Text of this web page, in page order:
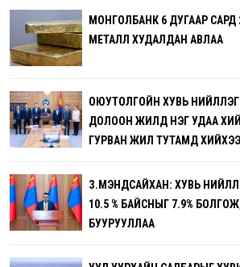
МОНГОЛБАНК 6 ДУГААР САРД
МЕТАЛЛ ХУДАЛДАН АВЛАА
ОЮУТОЛГОЙН ХУВЬ
ДОЛООН ЖИЛД НЭГ УДАА
ГУРВАН ЖИЛ ТУТАМД
З.МЭНДСАЙХАН: ХУВЬ
10.5 % БАЙСНЫГ 7.9%
БУУРУУЛЛАА